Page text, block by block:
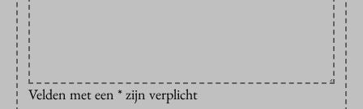
Velden met een * zijn verplicht